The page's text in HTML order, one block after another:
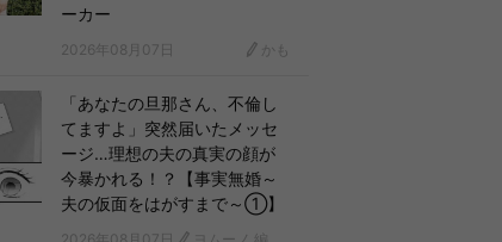
ーカー
2026年08月07日 かも
「あなたの旦那さん、不倫し
てますよ」突然届いたメッセ
ージ…理想の夫の真実の顔が
今暴かれる！？【事実無婚～
夫の仮面をはがすまで～①】